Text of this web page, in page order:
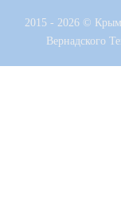
2015 - 2026 ©
Вернадского